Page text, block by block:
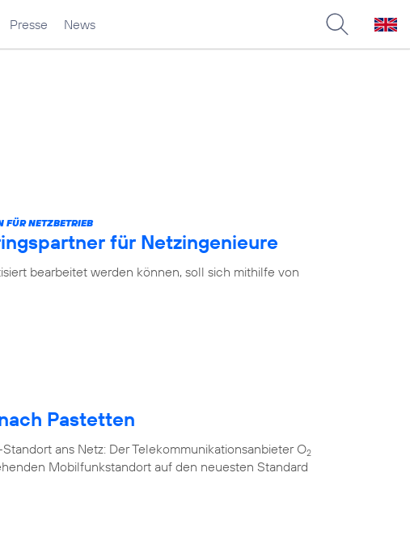
Presse News
FÜR NETZBETRIEB
für Netzingenieure
bearbeitet werden können, soll sich mithilfe von
Pastetten
ans Netz: Der Telekommunikationsanbieter O2
Mobilfunkstandort auf den neuesten Standard